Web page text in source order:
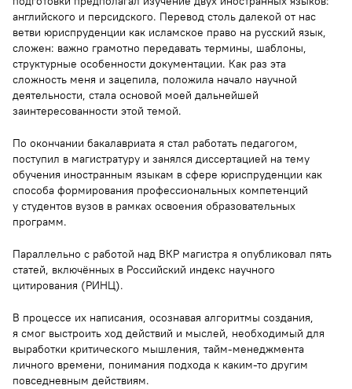
английского и персидского. Перевод столь далекой от нас
ветви юриспруденции как исламское право на русский язык,
сложен: важно грамотно передавать термины, шаблоны,
структурные особенности документации. Как раз эта
сложность меня и зацепила, положила начало научной
деятельности, стала основой моей дальнейшей
заинтересованности этой темой.
По окончании бакалавриата я стал работать педагогом,
поступил в магистратуру и занялся диссертацией на тему
обучения иностранным языкам в сфере юриспруденции как
способа формирования профессиональных компетенций
у студентов вузов в рамках освоения образовательных
программ.
Параллельно с работой над ВКР магистра я опубликовал пять
статей, включённых в Российский индекс научного
цитирования (РИНЦ).
В процессе их написания, осознавая алгоритмы создания,
я смог выстроить ход действий и мыслей, необходимый для
выработки критического мышления, тайм-менеджмента
личного времени, понимания подхода к каким-то другим
повседневным действиям.